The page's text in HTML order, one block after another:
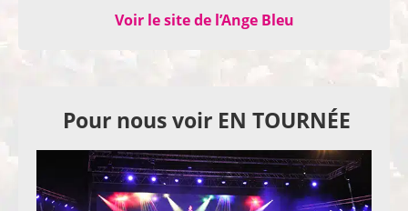
Voir le site de l’Ange Bleu
Pour nous voir EN TOURNÉE